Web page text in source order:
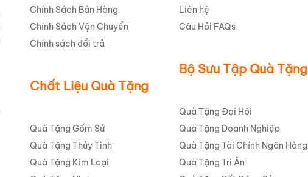
Chính Sách Bán Hàng
Chính Sách Vận Chuyển
Chính sách đổi trả
Chất Liệu Quà Tặng
Quà Tặng Gốm Sứ
Quà Tặng Thủy Tinh
Quà Tặng Kim Loại
Liên hệ
Câu Hỏi FAQs
Bộ Sưu Tập Quà Tặng
Quà Tặng Đại Hội
Quà Tặng Doanh Nghiệp
Quà Tặng Tài Chính Ngân Hàng
Quà Tặng Tri Ân